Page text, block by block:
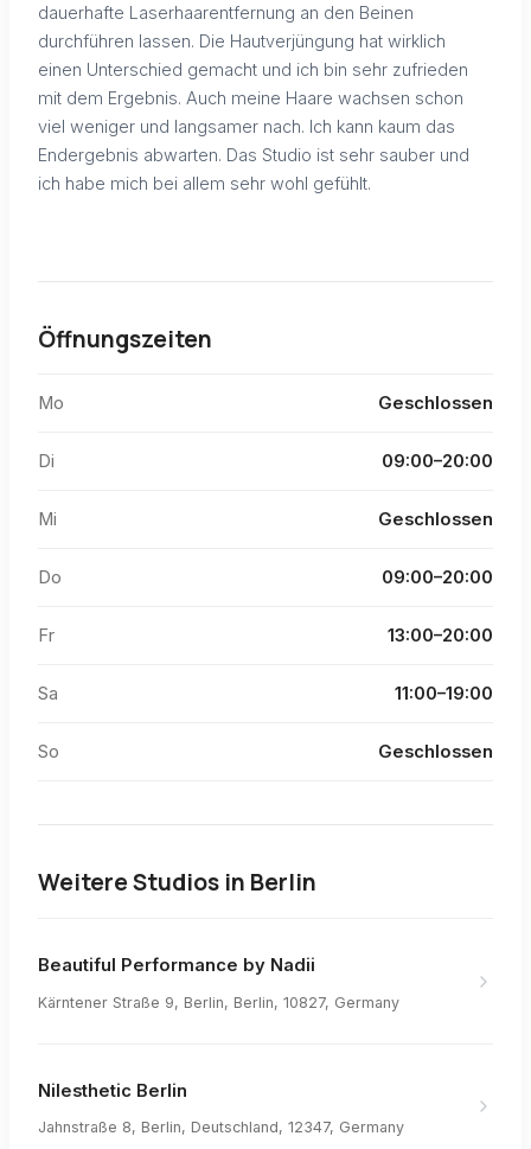
dauerhafte Laserhaarentfernung an den Beinen
durchführen lassen. Die Hautverjüngung hat wirklich
einen Unterschied gemacht und ich bin sehr zufrieden
mit dem Ergebnis. Auch meine Haare wachsen schon
viel weniger und langsamer nach. Ich kann kaum das
Endergebnis abwarten. Das Studio ist sehr sauber und
ich habe mich bei allem sehr wohl gefühlt.
Öffnungszeiten
Mo Geschlossen
Di 09:00–20:00
Mi Geschlossen
Do 09:00–20:00
Fr 13:00–20:00
Sa 11:00–19:00
So Geschlossen
Weitere Studios in Berlin
Beautiful Performance by Nadii
Kärntener Straße 9, Berlin, Berlin, 10827, Germany
Nilesthetic Berlin
Jahnstraße 8, Berlin, Deutschland, 12347, Germany